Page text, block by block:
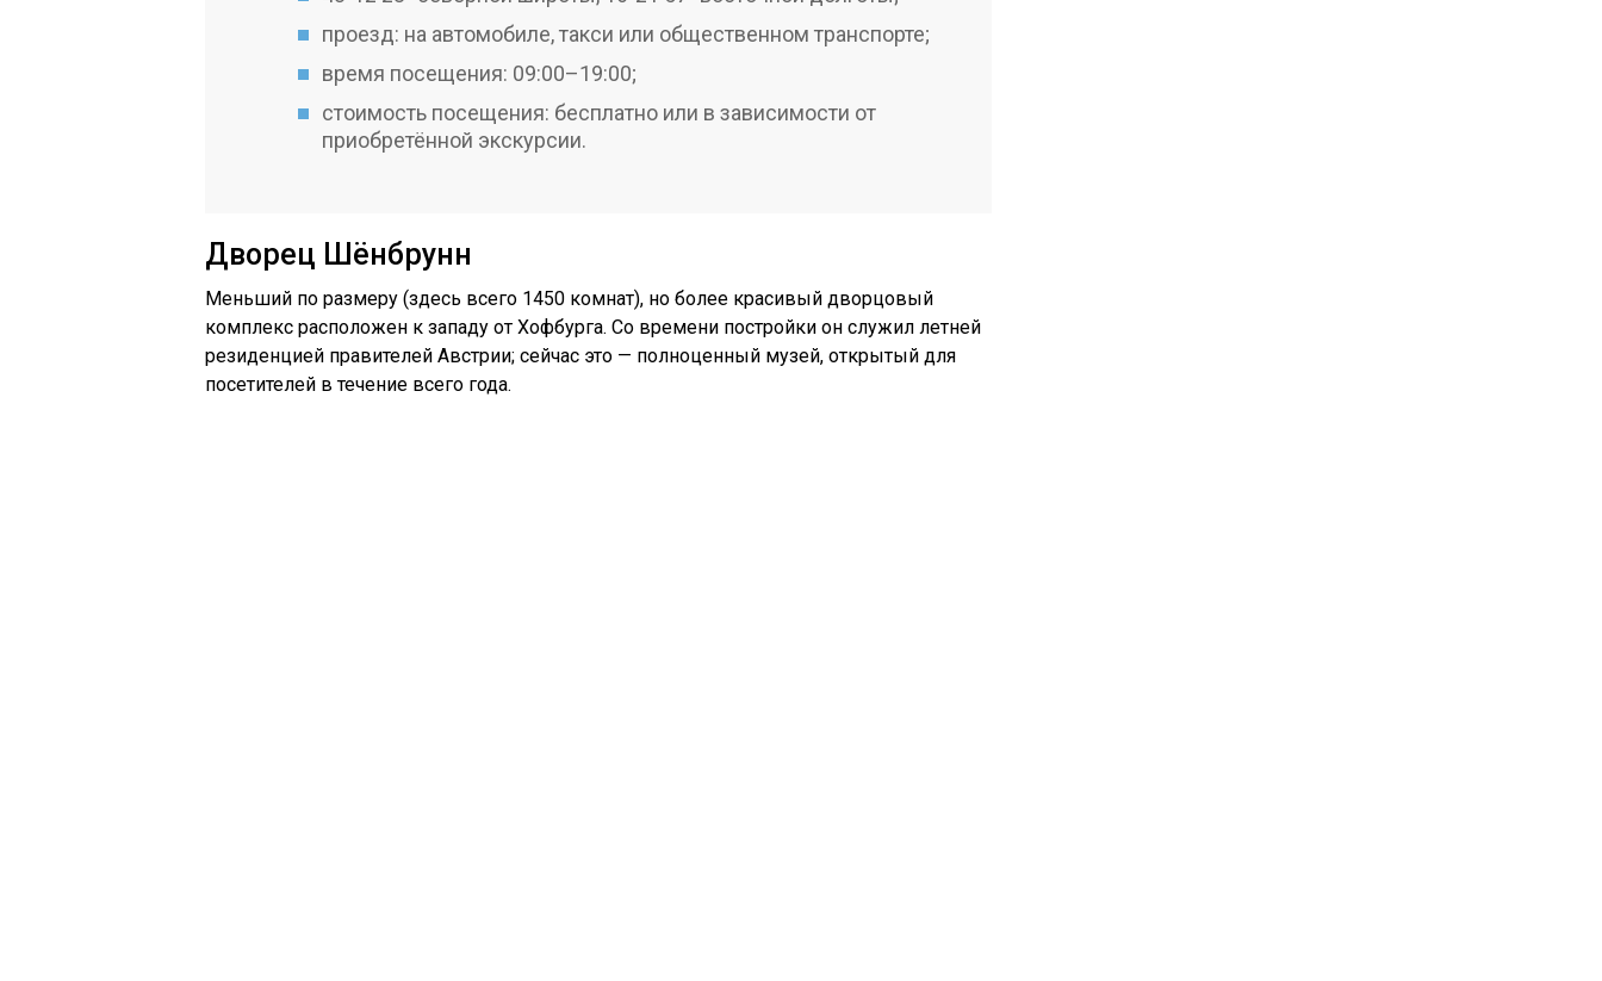
проезд: на автомобиле, такси или общественном транспорте;
время посещения: 09:00–19:00;
стоимость посещения: бесплатно или в зависимости от
приобретённой экскурсии.
Дворец Шёнбрунн
Меньший по размеру (здесь всего 1450 комнат), но более красивый дворцовый
комплекс расположен к западу от Хофбурга. Со времени постройки он служил летней
резиденцией правителей Австрии; сейчас это — полноценный музей, открытый для
посетителей в течение всего года.